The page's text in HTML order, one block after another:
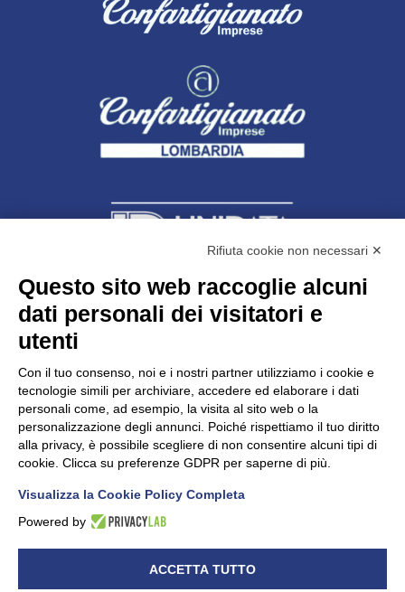
Unidata s.r.lcon unico socio
Largo dell’Artigianato, 1 - 23100 Sondrio
C.F. 00481790145 - N.REA SO-36426
PEC: unidata.sondrio@legalmail.it
Cap. soc. euro 100.000,00 i.v.
UNIDATA - Informativa privacy (per i clienti)
Rifiuta cookie non necessari ✕
Questo sito web raccoglie alcuni
dati personali dei visitatori e
utenti
Con il tuo consenso, noi e i nostri partner utilizziamo i cookie e
tecnologie simili per archiviare, accedere ed elaborare i dati
personali come, ad esempio, la visita al sito web o la
personalizzazione degli annunci. Poiché rispettiamo il tuo diritto
alla privacy, è possibile scegliere di non consentire alcuni tipi di
cookie. Clicca su preferenze GDPR per saperne di più.
Visualizza la Cookie Policy Completa
Powered by
ACCETTA TUTTO